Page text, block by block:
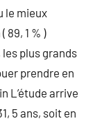
le mieux
89, 1 % )
plus grands
prendre en
L’étude arrive
5 ans, soit en